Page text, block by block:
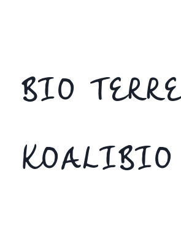
BIO TERRE
KOALIBIO